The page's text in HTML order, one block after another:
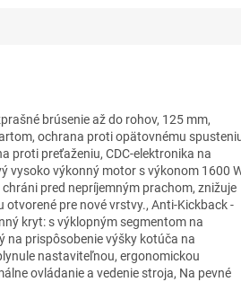
brúsenie až do rohov, 125 mm,
ochrana proti opätovnému
proti preťaženiu, CDC-elektronika na
vysoko výkonný motor s výkonom 1600
pred nepríjemným prachom, znižuje
pre nové vrstvy., Anti-Kickback -
kryt: s výklopným segmentom na
na prispôsobenie výšky kotúča na
nastaviteľnou, ergonomickou
ovládanie a vedenie stroja, Na pevné